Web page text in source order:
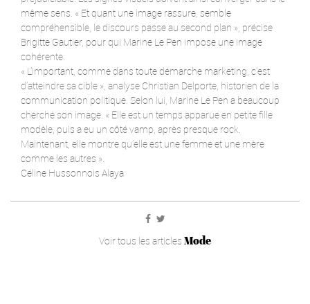
même sens. « Et quant une image rassure, semble
compréhensible, le discours passe au second plan », précise
Brigitte Gautier, pour qui Marine Le Pen impose une image
cohérente.
« L’important, comme dans toute démarche marketing, c’est
d’atteindre sa cible », analyse Christian Delporte, historien de la
communication politique. Selon lui, Marine Le Pen a beaucoup
cherché son image. « Elle est un temps apparue en petite fille
modèle, puis a eu un côté vamp, après presque rock.
Maintenant, elle montre qu’elle est une femme et une mère
comme les autres ».
Céline Hussonnois Alaya
Voir tous les articles Mode